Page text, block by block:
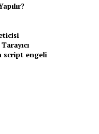
script engeli